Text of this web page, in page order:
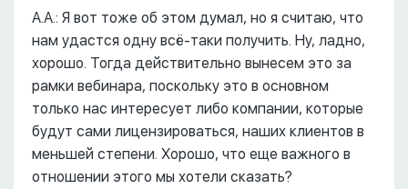
А.А.: Я вот тоже об этом думал, но я считаю, что
нам удастся одну всё-таки получить. Ну, ладно,
хорошо. Тогда действительно вынесем это за
рамки вебинара, поскольку это в основном
только нас интересует либо компании, которые
будут сами лицензироваться, наших клиентов в
меньшей степени. Хорошо, что еще важного в
отношении этого мы хотели сказать?